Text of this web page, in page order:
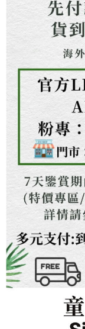
請求用戶進行身份認
５．嚴禁一人註冊多
恩沛科技股份有限公